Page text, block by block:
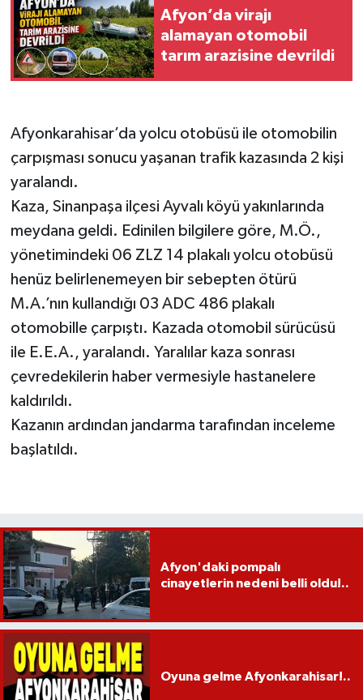
Afyon’da virajı
alamayan otomobil
tarım arazisine devrildi
Afyonkarahisar’da yolcu otobüsü ile otomobilin
çarpışması sonucu yaşanan trafik kazasında 2 kişi
yaralandı.
Kaza, Sinanpaşa ilçesi Ayvalı köyü yakınlarında
meydana geldi. Edinilen bilgilere göre, M.Ö.,
yönetimindeki 06 ZLZ 14 plakalı yolcu otobüsü
henüz belirlenemeyen bir sebepten ötürü
M.A.’nın kullandığı 03 ADC 486 plakalı
otomobille çarpıştı. Kazada otomobil sürücüsü
ile E.E.A., yaralandı. Yaralılar kaza sonrası
çevredekilerin haber vermesiyle hastanelere
kaldırıldı.
Kazanın ardından jandarma tarafından inceleme
başlatıldı.
Afyon'daki pompalı
cinayetlerin nedeni belli oldu!..
Oyuna gelme Afyonkarahisar!..